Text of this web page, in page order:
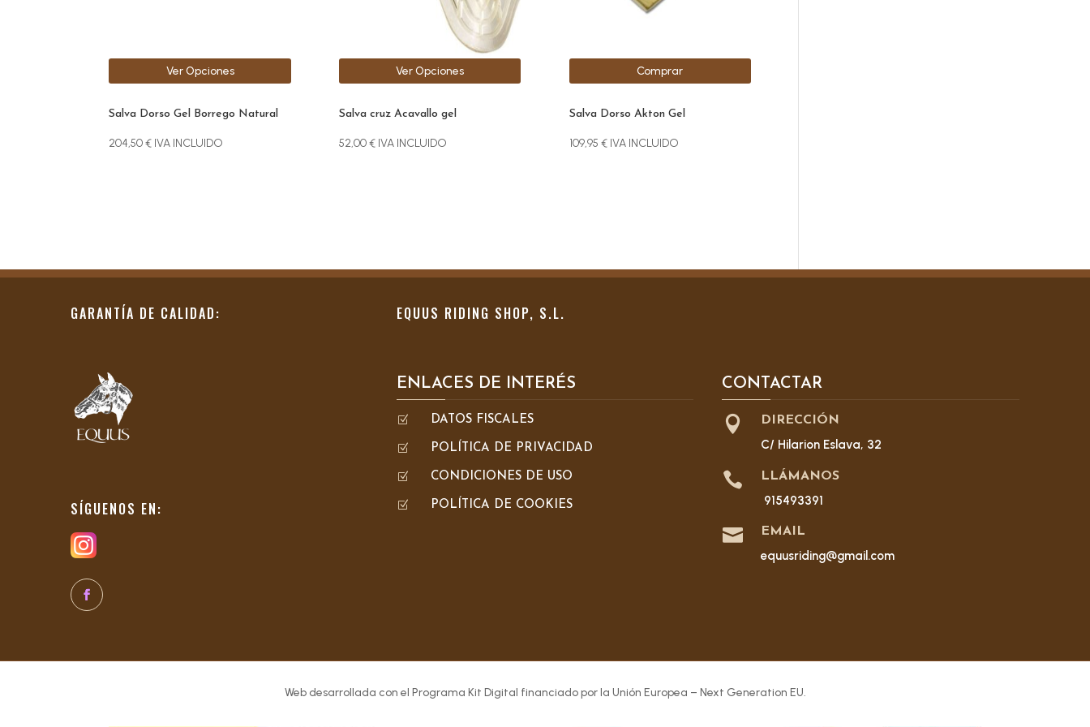
Salva Dorso Gel Borrego Natural
204,50€ IVA INCLUIDO
Ver Opciones
la
producto
Salva cruz Acavallo gel
52,00€ IVA INCLUIDO
Ver Opciones
la
producto
Salva Dorso Akton Gel
109,95 € IVA INCLUIDO
Comprar
GARANTÍA DE CALIDAD:
SÍGUENOS EN:
EQUUS RIDING SHOP, S.L.
ENLACES DE INTERÉS
Z DATOS FISCALES
Z POLÍTICA DE PRIVACIDAD
Z CONDICIONES DE USO
Z POLÍTICA DE COOKIES
CONTACTAR
 DIRECCIÓN
C/ Hilarion Eslava, 32
 LLÁMANOS
915493391
 EMAIL
equusriding@gmail.com
Web desarrollada con el Programa Kit Digital financiado por la Unión Europea – Next Generation EU.